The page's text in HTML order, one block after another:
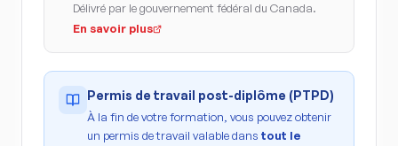
Délivré par le gouvernement fédéral du Canada.
En savoir plus
Permis de travail post-diplôme (PTPD)
À la fin de votre formation, vous pouvez obtenir
un permis de travail valable dans tout le